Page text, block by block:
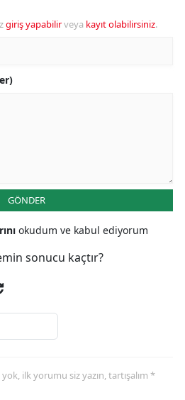
giriş yapabilirveya kayıt olabilirsiniz.
GÖNDER
okudum ve kabul ediyorum
sonucu kaçtır?
ilk yorumu siz yazın, tartışalım *